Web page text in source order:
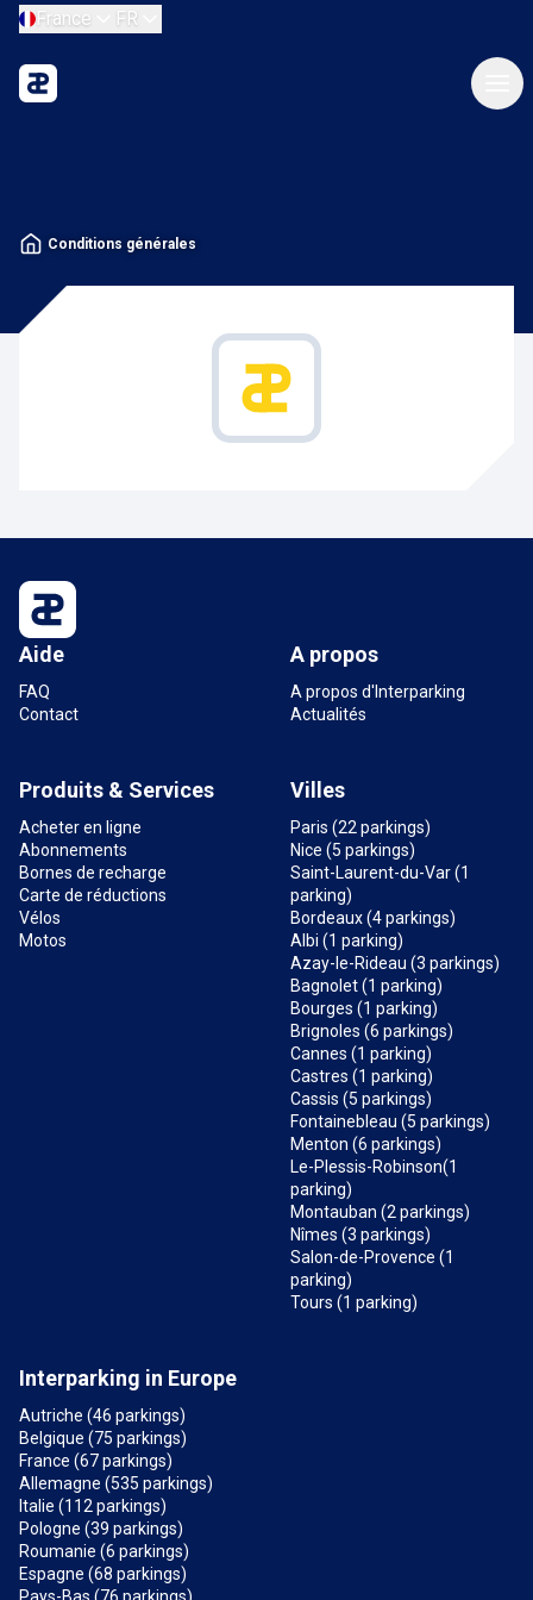
France FR
Conditions générales
Aide
FAQ
Contact
A propos
A propos d'Interparking
Actualités
Produits & Services
Acheter en ligne
Abonnements
Bornes de recharge
Carte de réductions
Vélos
Motos
Villes
Paris (22 parkings)
Nice (5 parkings)
Saint-Laurent-du-Var (1
parking)
Bordeaux (4 parkings)
Albi (1 parking)
Azay-le-Rideau (3 parkings)
Bagnolet (1 parking)
Bourges (1 parking)
Brignoles (6 parkings)
Cannes (1 parking)
Castres (1 parking)
Cassis (5 parkings)
Fontainebleau (5 parkings)
Menton (6 parkings)
Le-Plessis-Robinson(1
parking)
Montauban (2 parkings)
Nîmes (3 parkings)
Salon-de-Provence (1
parking)
Tours (1 parking)
Interparking in Europe
Autriche (46 parkings)
Belgique (75 parkings)
France (67 parkings)
Allemagne (535 parkings)
Italie (112 parkings)
Pologne (39 parkings)
Roumanie (6 parkings)
Espagne (68 parkings)